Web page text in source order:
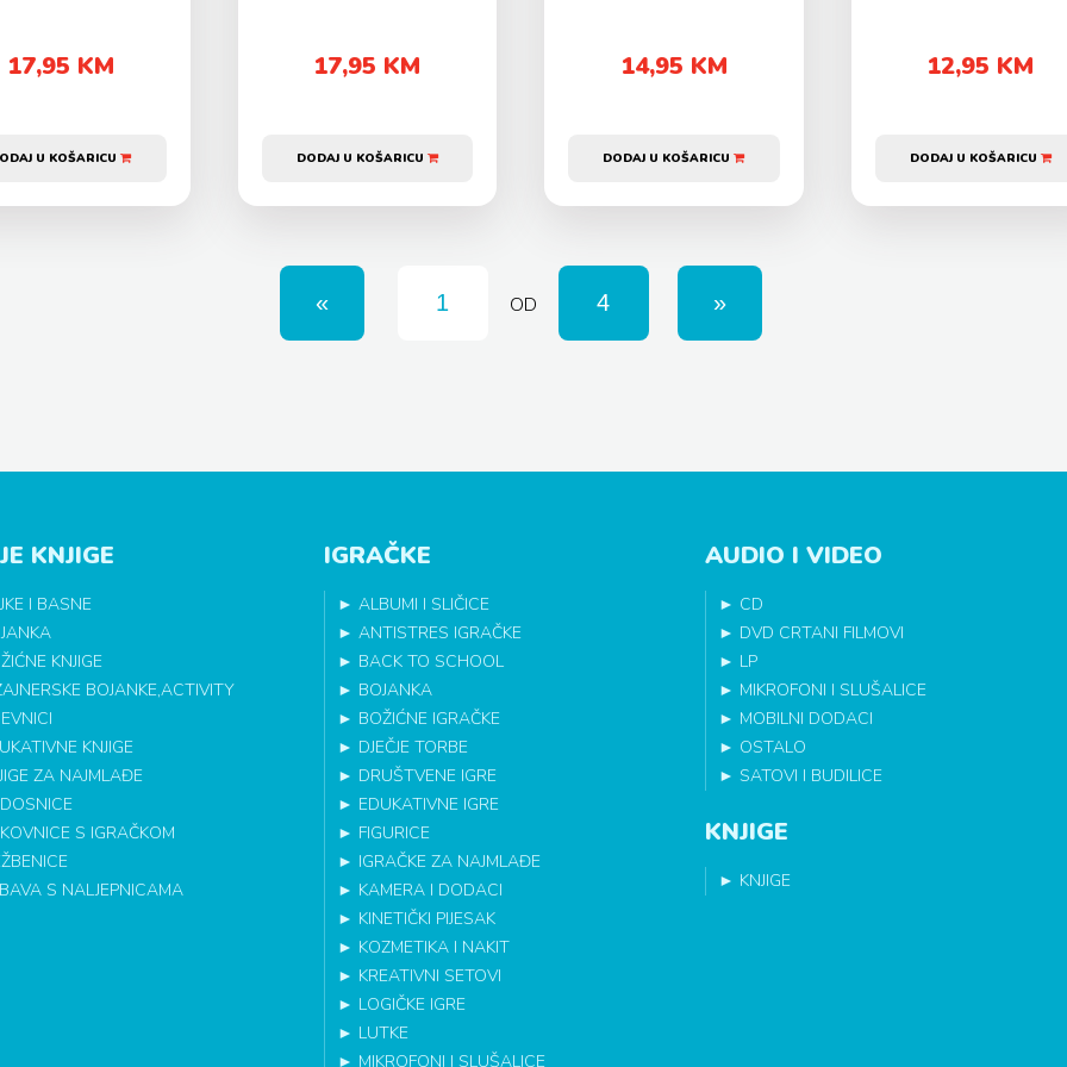
17,95 KM
U KOŠARICU
17,95 KM
DODAJ U KOŠARICU
14,95 KM
DODAJ U KOŠARICU
12,95 KM
DODAJ U KOŠARICU
OD
KNJIGE
I BASNE
KNJIGE
BOJANKE,ACTIVITY
KNJIGE
ZA NAJMLAĐE
S IGRAČKOM
S NALJEPNICAMA
IGRAČKE
► ALBUMI I SLIČICE
► ANTISTRES IGRAČKE
► BACK TO SCHOOL
► BOJANKA
► BOŽIĆNE IGRAČKE
► DJEČJE TORBE
► DRUŠTVENE IGRE
► EDUKATIVNE IGRE
► FIGURICE
► IGRAČKE ZA NAJMLAĐE
► KAMERA I DODACI
► KINETIČKI PIJESAK
► KOZMETIKA I NAKIT
► KREATIVNI SETOVI
► LOGIČKE IGRE
► LUTKE
► MIKROFONI I SLUŠALICE
AUDIO I VIDEO
► CD
► DVD CRTANI FILMOVI
► LP
► MIKROFONI I SLUŠALICE
► MOBILNI DODACI
► OSTALO
► SATOVI I BUDILICE
KNJIGE
► KNJIGE